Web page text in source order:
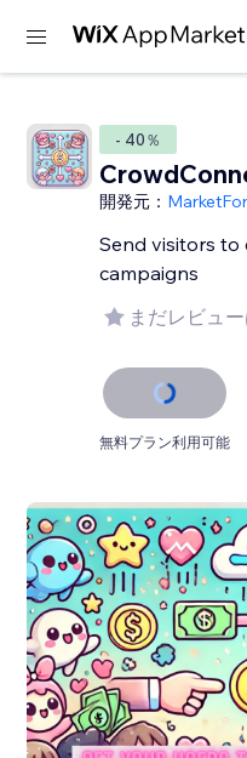
- 40％
開発元：
Send visitors
campaigns
まだレビュ
無料プラン利用可能